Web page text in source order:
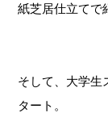
紙芝居仕立てで
そして、大学生
タート。